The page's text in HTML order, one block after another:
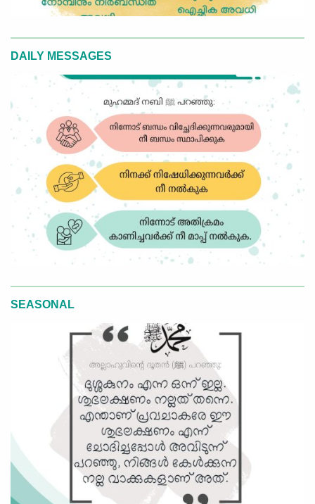
DAILY MESSAGES
SEASONAL